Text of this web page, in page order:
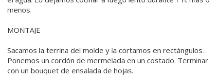
menos.
MONTAJE
Sacamos la terrina del molde y la cortamos en rectángulos.
Ponemos un cordón de mermelada en un costado. Terminar
con un bouquet de ensalada de hojas.